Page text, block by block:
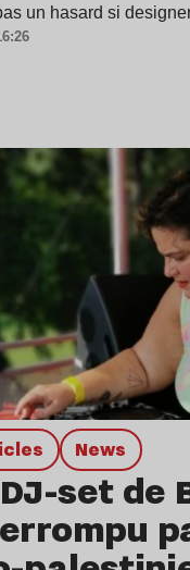
un hasard si
news
set de
Lire